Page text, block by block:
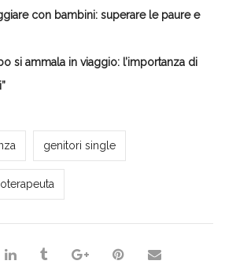
in nuova
con bambini: superare le paure e
si ammala in viaggio: l’importanza di
genitori single